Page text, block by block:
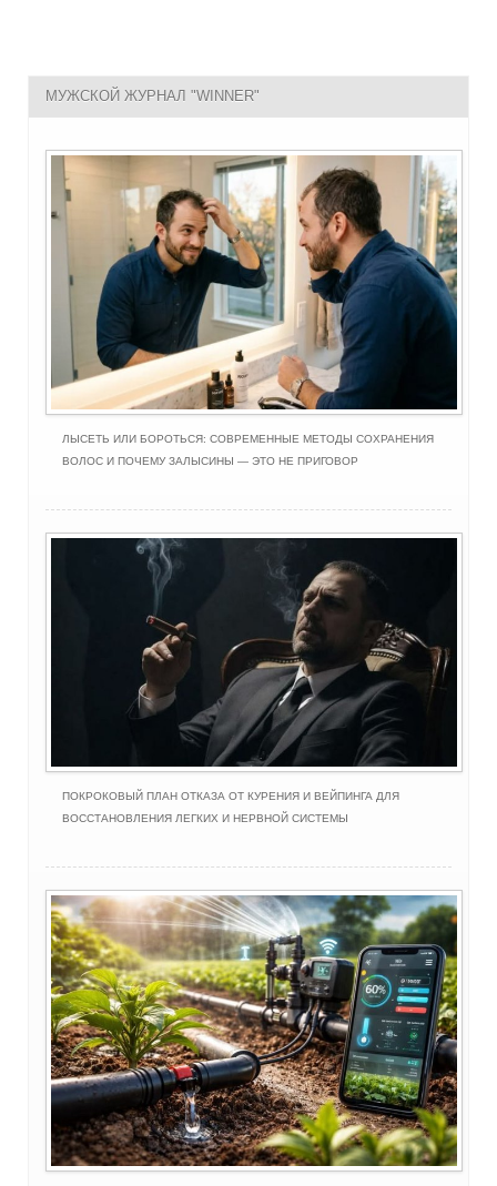
МУЖСКОЙ ЖУРНАЛ "WINNER"
ЛЫСЕТЬ ИЛИ БОРОТЬСЯ: СОВРЕМЕННЫЕ МЕТОДЫ СОХРАНЕНИЯ
ВОЛОС И ПОЧЕМУ ЗАЛЫСИНЫ — ЭТО НЕ ПРИГОВОР
ПОКРОКОВЫЙ ПЛАН ОТКАЗА ОТ КУРЕНИЯ И ВЕЙПИНГА ДЛЯ
ВОССТАНОВЛЕНИЯ ЛЕГКИХ И НЕРВНОЙ СИСТЕМЫ